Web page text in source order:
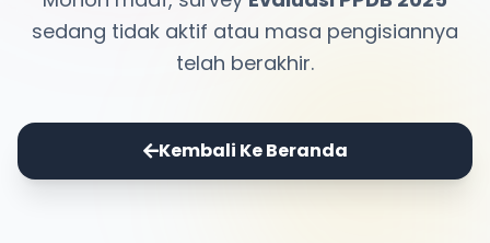
sedang tidak aktif atau masa pengisiannya
telah berakhir.
Kembali Ke Beranda